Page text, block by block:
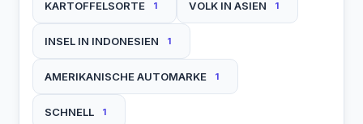
KARTOFFELSORTE 1 VOLK IN ASIEN 1
INSEL IN INDONESIEN 1
AMERIKANISCHE AUTOMARKE 1
SCHNELL 1